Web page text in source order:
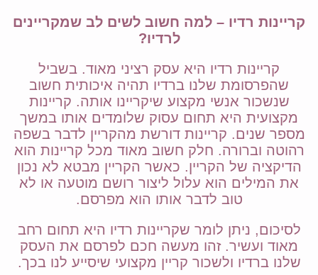
קריינות רדיו – למה חשוב לשים לב שמקריינים
לרדיו?
קריינות רדיו היא עסק רציני מאוד. בשביל
שהפרסומת שלנו ברדיו תהיה איכותית חשוב
שנשכור אנשי מקצוע שיקריינו אותה. קריינות
מקצועית היא תחום עסוק שלומדים אותו במשך
מספר שנים. קריינות דורשת מהקריין לדבר בשפה
רהוטה וברורה. חלק חשוב מאוד מכל קריינות הוא
הדיקציה של הקריין. כאשר הקריין מבטא לא נכון
את המילים הוא עלול ליצור רושם מוטעה או לא
טוב לדבר אותו הוא מפרסם.
לסיכום, ניתן לומר שקריינות רדיו היא תחום רחב
מאוד ועשיר. זהו מעשה חכם לפרסם את העסק
שלנו ברדיו ולשכור קריין מקצועי שיסייע לנו בכך.